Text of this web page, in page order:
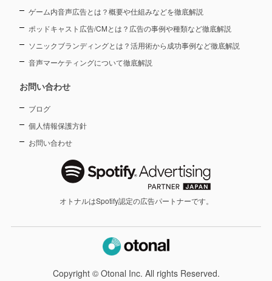
ゲーム内音声広告とは？概要や仕組みなどを徹底解説
ポッドキャスト広告/CMとは？広告の事例や種類など徹底解説
ソニックブランディングとは？活用術から成功事例など徹底解説
音声マーケティングについて徹底解説
お問い合わせ
ブログ
個人情報保護方針
お問い合わせ
オトナルはSpotify認定の広告パートナーです。
Copyright © Otonal Inc. All rights Reserved.